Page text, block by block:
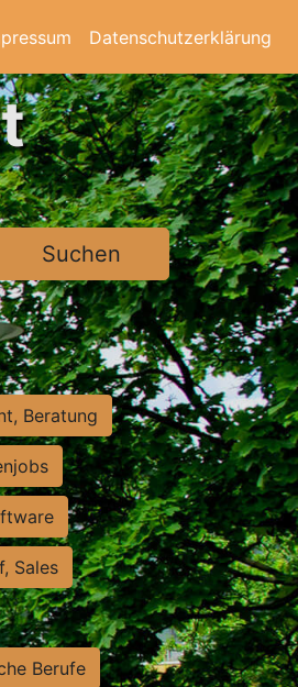
Datenschutzerklärung
Suchen
Beratung
Sales
Berufe